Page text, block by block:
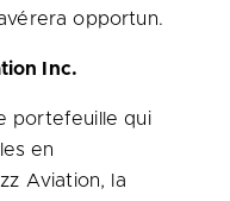
opportun.
Inc.
portefeuille qui
en
Aviation, la